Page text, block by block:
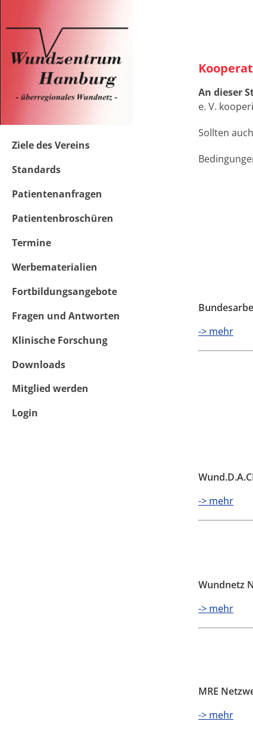
An dieser
e. V.
Sollten
-> mehr
-> mehr
Wundnetz
-> mehr
MRE
-> mehr
Ziele des Vereins
Standards
Patientenanfragen
Patientenbroschüren
Termine
Werbematerialien
Fortbildungsangebote
Fragen und Antworten
Klinische Forschung
Downloads
Mitglied werden
Login